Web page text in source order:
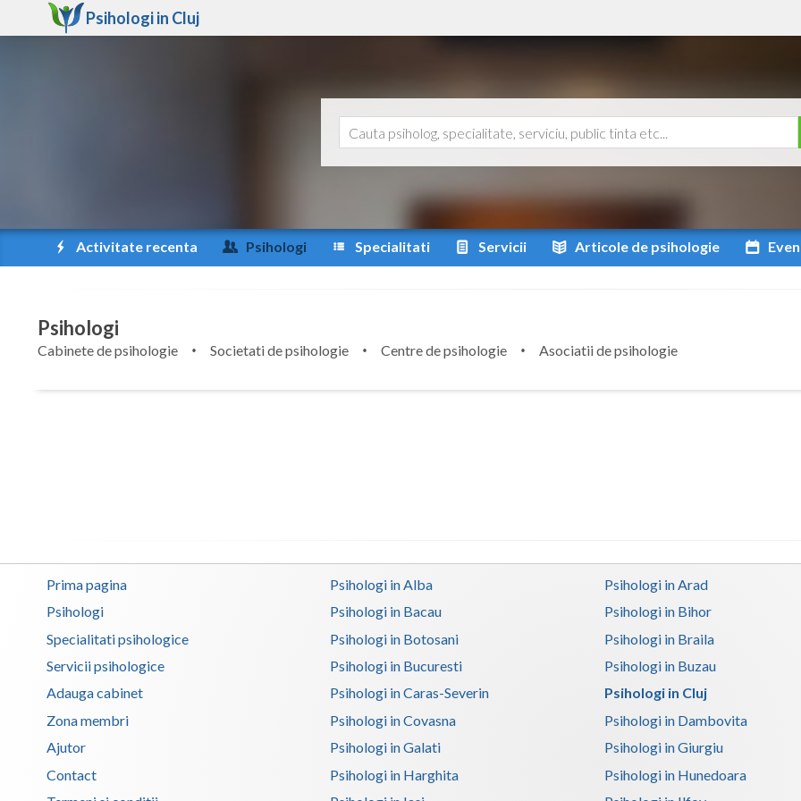
Psihologi in Cluj
Activitate recenta Psihologi Specialitati Servicii Articole de psihologie
Psihologi
Cabinete de psihologie Societati de psihologie Centre de psihologie
Asociatii de psihologie
Prima pagina
Psihologi
Specialitati psihologice
Servicii psihologice
Adauga cabinet
Zona membri
Ajutor
Contact
Psihologi in Alba Psihologi in Arad
Psihologi in Bacau
Psihologi in Bihor
Psihologi in Botosani
Psihologi in Braila
Psihologi in Bucuresti
Psihologi in Buzau
Psihologi in Caras-Severin
Psihologi in Cluj
Psihologi in Covasna
Psihologi in Dambovita
Psihologi in Galati
Psihologi in Giurgiu
Psihologi in Harghita
Psihologi in Hunedoara